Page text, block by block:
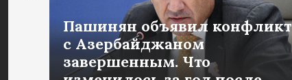
Пашинян объявил конфликт
с Азербайджаном
завершенным. Что